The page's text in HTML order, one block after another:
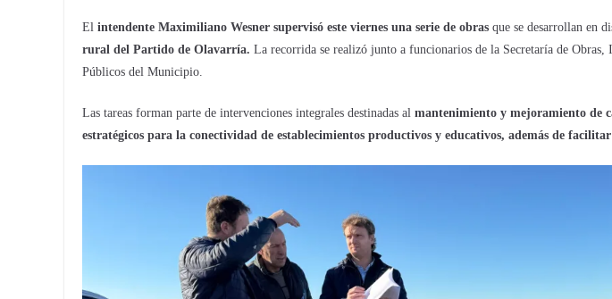
El intendente Maximiliano Wesner supervisó este viernes una serie de obras que se desarrollan en
rural del Partido de Olavarría. La recorrida se realizó junto a funcionarios de la Secretaría de Obras,
Públicos del Municipio.
Las tareas forman parte de intervenciones integrales destinadas al mantenimiento y mejoramiento de
estratégicos para la conectividad de establecimientos productivos y educativos, además de